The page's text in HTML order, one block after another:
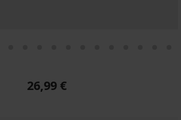
26,99 €